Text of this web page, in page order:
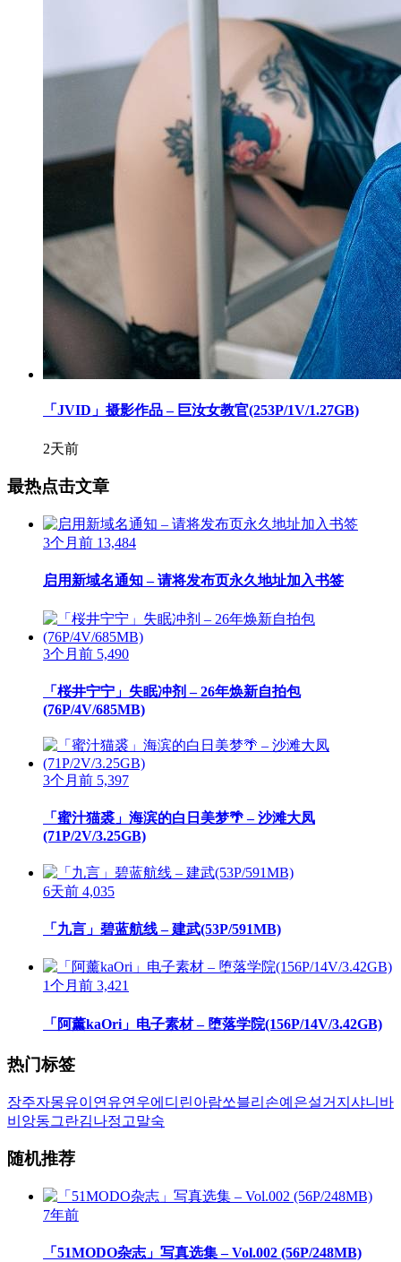
「JVID」摄影作品 – 巨汝女教官(253P/1V/1.27GB)
2天前
最热点击文章
3个月前 13,484
启用新域名通知 – 请将发布页永久地址加入书签
3个月前 5,490
「桜井宁宁」失眠冲剂 – 26年焕新自拍包
(76P/4V/685MB)
3个月前 5,397
「蜜汁猫裘」海滨的白日美梦🌴 – 沙滩大凤
(71P/2V/3.25GB)
6天前 4,035
「九言」碧蓝航线 – 建武(53P/591MB)
1个月前 3,421
「阿薰kaOri」电子素材 – 堕落学院(156P/14V/3.42GB)
热门标签
장주자몽유이 연유연우에디린아람쏘블리 손예은설거지 샤니 바
비앙동그란김나정 고말숙
随机推荐
7年前
「51MODO杂志」写真选集 – Vol.002 (56P/248MB)